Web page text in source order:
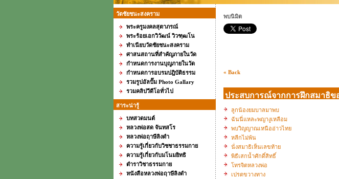
วัดชัยชนะสงคราม
พระครูมงคลสุตาภรณ์
พระร้อยเอกวิวัฒน์ วิวฑฺฒโน
ทำเนียบวัดชัยชนะสงคราม
ศาสนสถานที่สำคัญภายในวัด
กำหนดการงานบุญภายในวัด
กำหนดการอบรมปฎิบัติธรรม
รวมรูปอัลปั๊ม Photo Gallary
รวมคลิปวีดีโอทั่วไป
สาระน่ารู้
บทสวดมนต์
หลวงพ่อสด จันทสโร
หลวงพ่อฤาษีลิงดำ
ความรู้เกี่ยวกับวิชชาธรรมกาย
ความรู้เกี่ยวกับมโนมยิทธิ
ตำราวิชาธรรมกาย
หนังสือหลวงพ่อฤาษีลิงดำ
พบนิมิต
« Back
ประสบการณ์จากการฝึกสมาธิข
ลูกน้องยมบาลมาพบ
ฉันนี่แหละพญางูเหลือม
พบวิญญาณเหนืออ่าวไทย
หลีกไม่พ้น
นั่งสมาธิเห็นเลขท้าย
พิธีเสกน้ำศักดิ์สิทธิ์
โทรจิตหลวงพ่อ
เปรตขวางทาง